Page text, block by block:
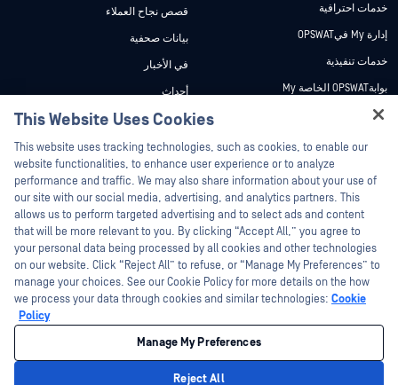
خدمات احترافية
إدارة My فيOPSWAT
خدمات تنفيذية
بوابةOPSWAT الخاصة My
وثائق تقنية
دورات تدريبية
برنامج الثغرات الأمنية
الشركاء
شهادات
شركاء التكنولوجيا
برنامج شركاء القنوات
قصص نجاح العملاء
بيانات صحفية
في الأخبار
أحداث
ندوات عبر الإنترنت
أوراق البيانات
مستندات تقنية
أدوات مجانية
©2026 OPSWAT . جميع الحقوق محفوظة. OPSWAT و MetaDefender و Metascan و
MetaAccess OPSWAT و Trust no File. Trust No Device. و OPSWAT و Protecting the
OPSWAT العلامات التجارية الخاصة بالجهات الخارجية هي ملك لأصحابها المعنيين.
إدارة تفضيلات ملفات تعريف الارتباط
This Website Uses Cookies
This website uses tracking technologies, such as cookies, to enable our
website functionalities, to enhance user experience or to analyze
performance and traffic. We may also share information about your use of
our site with our social media, advertising, and analytics partners. This
allows us to perform targeted advertising and to select ads and content
that will be more relevant to you. By clicking “Accept All,” you agree to
your personal data being processed by all cookies and other technologies
on our website. Click “Reject All” to refuse, or “Manage My Preferences” to
manage your choices. See our Cookie Policy for more details on the how
we process your data through cookies and similar technologies: Cookie
Policy
Manage My Preferences
Reject All
Hey there!
I'm Ozzy, your OPSWAT virtual assistant.
How can I help you secure what's critical
today?